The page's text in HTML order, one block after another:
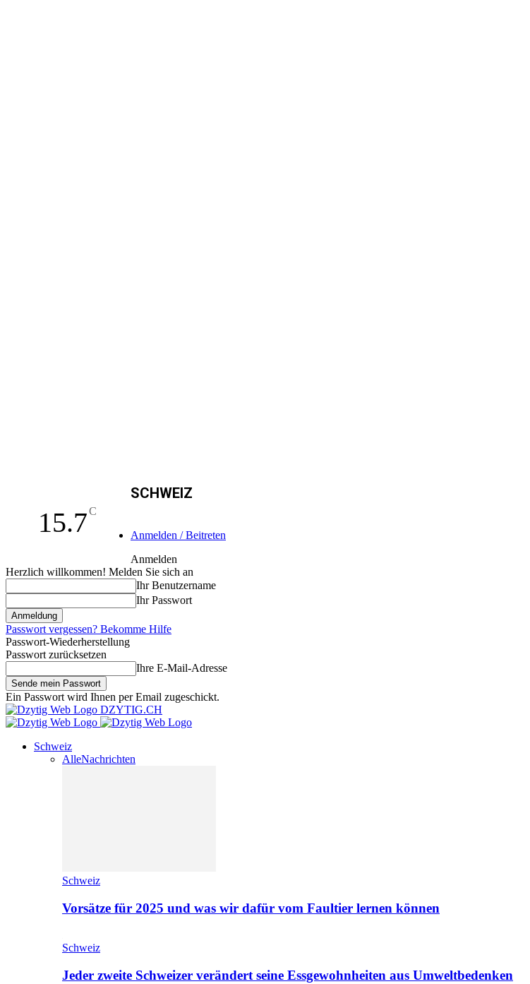
15.7C
SCHWEIZ
Anmelden / Beitreten
Anmelden
Herzlich willkommen! Melden Sie sich an
Ihr Benutzername
Ihr Passwort
Passwort vergessen? Bekomme Hilfe
Passwort-Wiederherstellung
Passwort zurücksetzen
Ihre E-Mail-Adresse
Ein Passwort wird Ihnen per Email zugeschickt.
DZYTIG.CH
Schweiz
AlleNachrichten
Schweiz
Vorsätze für 2025 und was wir dafür vom Faultier lernen können
Schweiz
Jeder zweite Schweizer verändert seine Essgewohnheiten aus Umweltbedenken